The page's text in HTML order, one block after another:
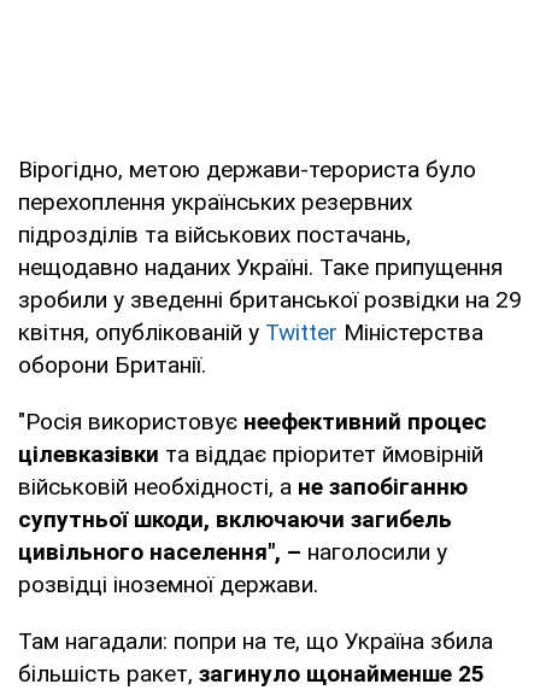
Вірогідно, метою держави-терориста було
перехоплення українських резервних
підрозділів та військових постачань,
нещодавно наданих Україні. Таке припущення
зробили у зведенні британської розвідки на 29
квітня, опублікованій у Twitter Міністерства
оборони Британії.
"Росія використовує неефективний процес
цілевказівки та віддає пріоритет ймовірній
військовій необхідності, а не запобіганню
супутньої шкоди, включаючи загибель
цивільного населення", – наголосили у
розвідці іноземної держави.
Там нагадали: попри на те, що Україна збила
більшість ракет, загинуло щонайменше 25